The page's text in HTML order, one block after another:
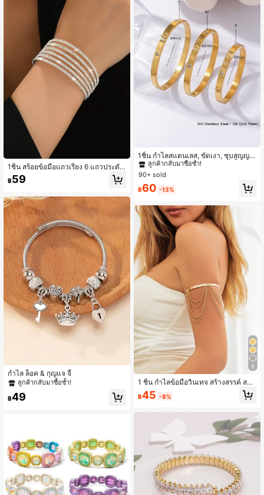
1ชิ้น สร้อยข้อมือแถวเรียง 6 แถวประดับ
พลอยเทียมสีเงิน เหมาะสำหรับผู้หญิงใช้
ในชีวิตประจำวัน เช่น ท่องเที่ยว ช้อปปิ้ง
฿59
กำไล ล็อค & กุญแจ จี้
ลูกค้ากลับมาซื้อซ้ำ!
฿49
1ชิ้น กำไลสแตนเลส, ขัดเงา, ชุบสูญญา
กาศ, ไม่ซีดจาง, ลายโคลเวอร์สี่แฉกนำ
โชค, ดีไซน์แฟชั่นคลาสสิก, เหมาะสำห
ว, เส้นผ่านศูนย์กลางภายใน 6.4/6/5.2
ลูกค้ากลับมาซื้อซ้ำ!
#4 ขายดี
ลูกค้ากลับมาซื้อซ้ำ!
#4 ขายดี
ลูกค้ากลับมาซื้อซ้ำ!
#4 ขายดี
90+ sold
฿60 -13%
8
1 ชิ้น กำไลข้อมือวินเทจ สร้างสรรค์ สไต
ล์หรูหรา เหมาะสำหรับสุภาพสตรีสวมใส่
ในงานปาร์ตี้ บ่ายชา การเดินทาง วันห
฿45 -8%